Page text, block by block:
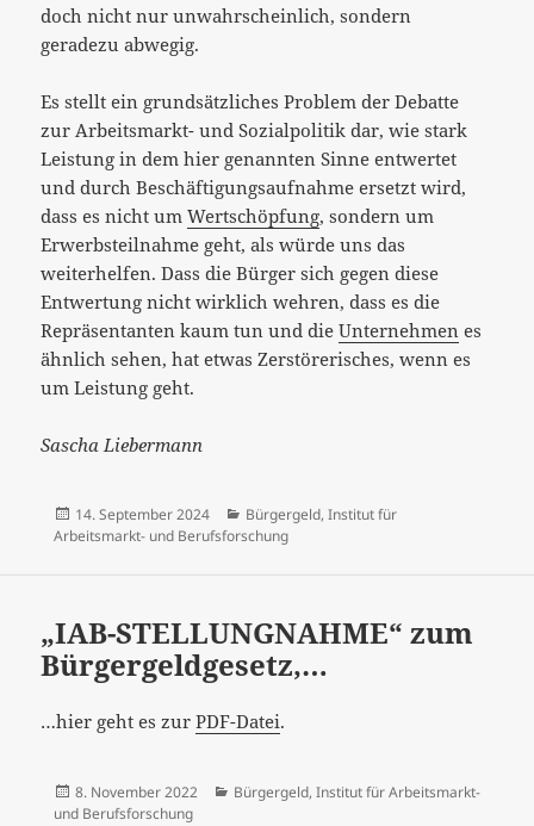
doch nicht nur unwahrscheinlich, sondern
geradezu abwegig.
Es stellt ein grundsätzliches Problem der Debatte
zur Arbeitsmarkt- und Sozialpolitik dar, wie stark
Leistung in dem hier genannten Sinne entwertet
und durch Beschäftigungsaufnahme ersetzt wird,
dass es nicht umWertschöpfung, sondern um
Erwerbsteilnahme geht, als würde uns das
weiterhelfen. Dass die Bürger sich gegen diese
Entwertung nicht wirklich wehren, dass es die
Repräsentanten kaum tun und dieUnternehmen es
ähnlich sehen, hat etwas Zerstörerisches, wenn es
um Leistung geht.
Sascha Liebermann
Veröffentlicht
am
14. September 2024 Kategorien
Bürgergeld, Institut für
Arbeitsmarkt- und Berufsforschung
„IAB-STELLUNGNAHME“ zum
Bürgergeldgesetz,…
…hier geht es zurPDF-Datei.
Veröffentlicht
am
8. November 2022 Kategorien
Bürgergeld, Institut für Arbeitsmarkt-
und Berufsforschung